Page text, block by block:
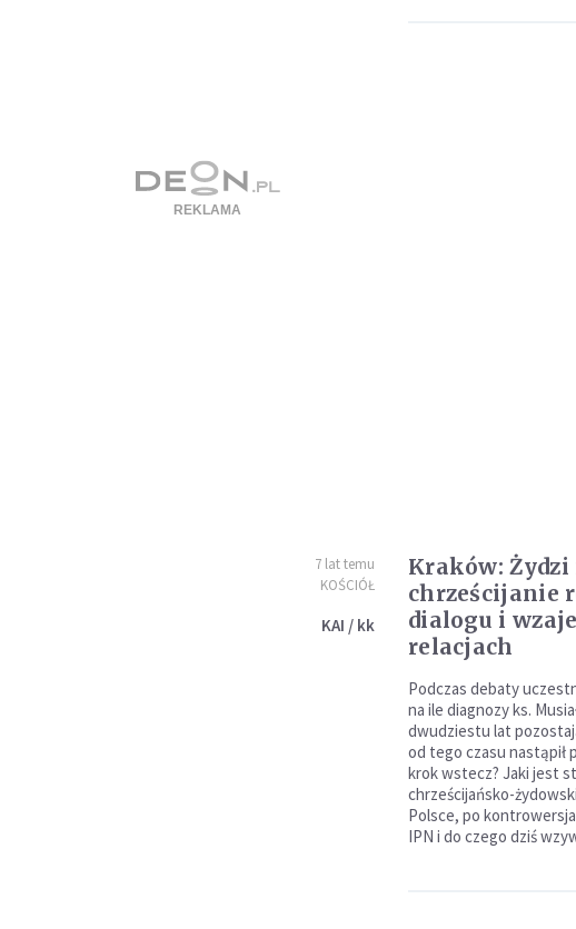
7 lat temu
KOŚCIÓŁ
KAI / kk
Kraków: Żydzi
chrześcijanie
dialogu i
relacjach
Podczas debaty
na ile diagnozy ks.
dwudziestu lat
od tego czasu nastąpił
krok wstecz? Jaki jest
chrześcijańsko-
Polsce, po
IPN i do czego dziś